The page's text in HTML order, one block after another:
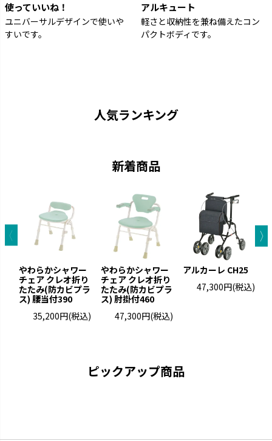
使っていいね！
ユニバーサルデザインで使いや
すいです。
アルキュート
軽さと収納性を兼ね備えたコン
パクトボディです。
人気ランキング
新着商品
やわらかシャワー
チェア クレオ折り
たたみ(防カビプラ
ス) 腰当付390
35,200円(税込)
やわらかシャワー
チェア クレオ折り
たたみ(防カビプラ
ス) 肘掛付460
47,300円(税込)
アルカーレ CH25
47,300円(税込)
ピックアップ商品